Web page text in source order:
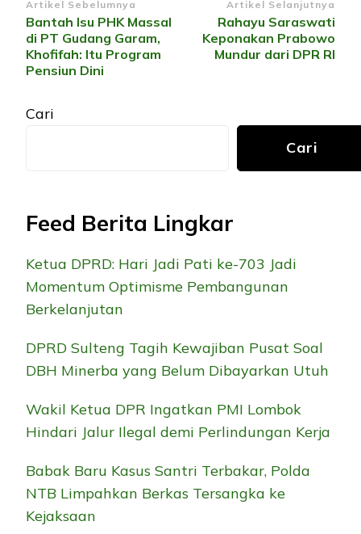
Navigasi
Artikel
Artikel Sebelumnya
Bantah Isu PHK Massal
di PT Gudang Garam,
Khofifah: Itu Program
Pensiun Dini
Artikel Selanjutnya
Rahayu Saraswati
Keponakan Prabowo
Mundur dari DPR RI
Cari
Cari
Feed Berita Lingkar
Ketua DPRD: Hari Jadi Pati ke-703 Jadi
Momentum Optimisme Pembangunan
Berkelanjutan
DPRD Sulteng Tagih Kewajiban Pusat Soal
DBH Minerba yang Belum Dibayarkan Utuh
Wakil Ketua DPR Ingatkan PMI Lombok
Hindari Jalur Ilegal demi Perlindungan Kerja
Babak Baru Kasus Santri Terbakar, Polda
NTB Limpahkan Berkas Tersangka ke
Kejaksaan